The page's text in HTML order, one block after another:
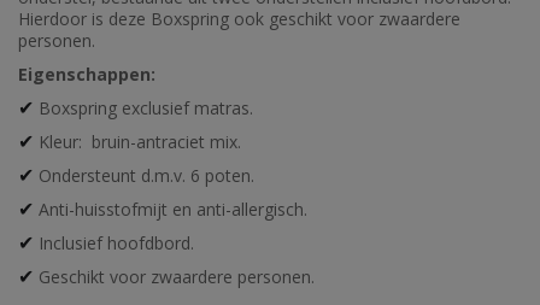
Hierdoor is deze Boxspring ook geschikt voor zwaardere
personen.
Eigenschappen:
✔ Boxspring exclusief matras.
✔ Kleur: bruin-antraciet mix.
✔ Ondersteunt d.m.v. 6 poten.
✔ Anti-huisstofmijt en anti-allergisch.
✔ Inclusief hoofdbord.
✔ Geschikt voor zwaardere personen.